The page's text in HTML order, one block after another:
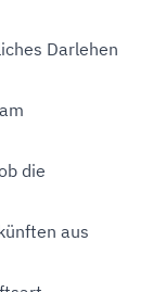
Darlehen
die
aus